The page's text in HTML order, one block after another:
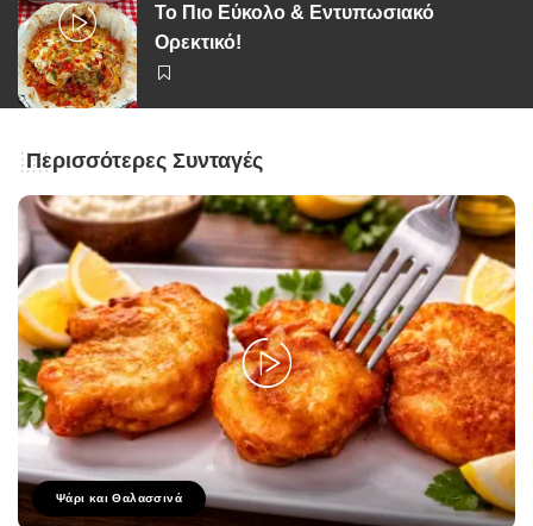
Το Πιο Εύκολο & Εντυπωσιακό
Ορεκτικό!
Περισσότερες Συνταγές
Ψάρι και Θαλασσινά